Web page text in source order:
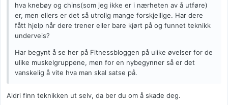
hva knebøy og chins(som jeg ikke er i nærheten av å utføre)
er, men ellers er det så utrolig mange forskjellige. Har dere
fått hjelp når dere trener eller bare kjørt på og funnet teknikk
underveis?
Har begynt å se her på Fitnessbloggen på ulike øvelser for de
ulike muskelgruppene, men for en nybegynner så er det
vanskelig å vite hva man skal satse på.
Aldri finn teknikken ut selv, da ber du om å skade deg.